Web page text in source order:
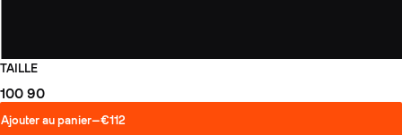
TAILLE
100 90
Ajouter au panier—€112